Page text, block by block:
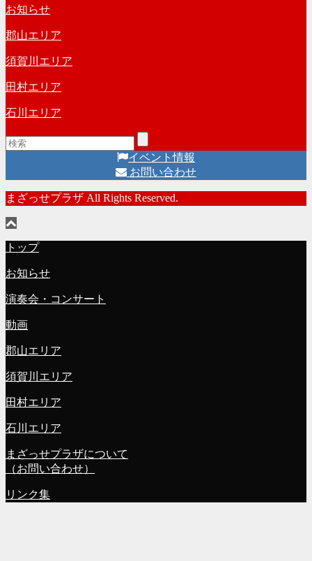
ブ
お知らせ
郡山エリア
須賀川エリア
田村エリア
石川エリア
イベント情報
お問い合わせ
まざっせプラザ All Rights Reserved.
トップ
お知らせ
演奏会・コンサート
動画
郡山エリア
須賀川エリア
田村エリア
石川エリア
まざっせプラザについて
（お問い合わせ）
リンク集